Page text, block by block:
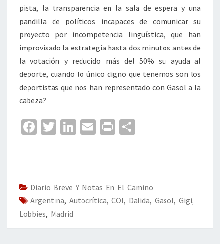
pista, la transparencia en la sala de espera y una
pandilla de políticos incapaces de comunicar su
proyecto por incompetencia lingüística, que han
improvisado la estrategia hasta dos minutos antes de
la votación y reducido más del 50% su ayuda al
deporte, cuando lo único digno que tenemos son los
deportistas que nos han representado con Gasol a la
cabeza?
Fa
o
o
k
T
er
Li
dI
n
E
l
Pr
p
ar
tir
Diario Breve Y Notas En El Camino
Argentina, Autocrítica, COI, Dalida, Gasol, Gigi,
Lobbies, Madrid